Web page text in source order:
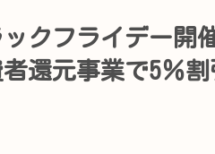
ックフライデー
還元事業で5％割